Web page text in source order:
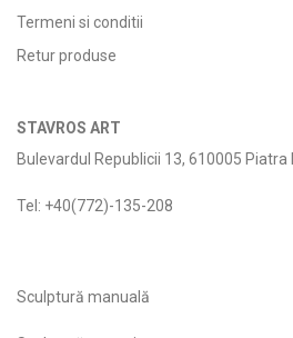
Termeni si conditii
Retur produse
STAVROS ART
Bulevardul Republicii 13, 610005
Tel: +40(772)-135-208
Sculptură manuală